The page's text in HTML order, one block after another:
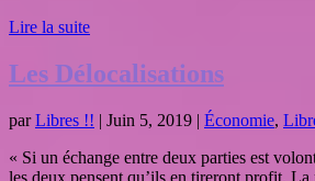
Lire la suite
Les Délocalisations
parLibres !! | Juin 5, 2019 | Économie,
« Si un échange entre deux parties est
les deux pensent qu’ils en tireront profit. La